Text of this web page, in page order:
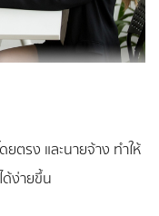
ตรง และนายจ้าง ทำให้
ด้ง่ายขึ้น